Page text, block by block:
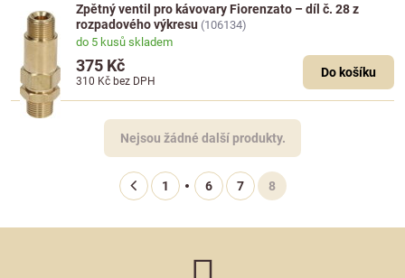
Zpětný ventil pro kávovary Fiorenzato – díl č. 28 z
rozpadového výkresu (106134)
do 5 kusů skladem
375 Kč
310 Kč bez DPH
Do košíku
Nejsou žádné další produkty.
1 6 7 8